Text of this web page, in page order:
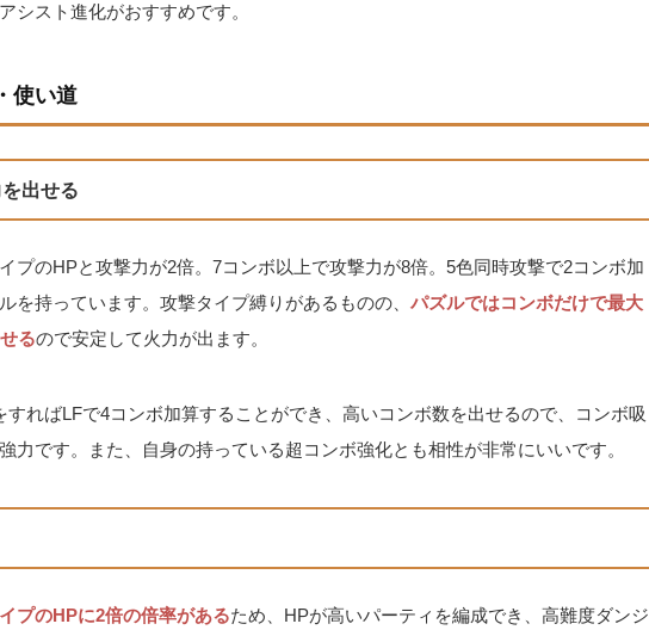
シスト進化がおすすめです。
使い道
出せる
プのHPと攻撃力が2倍。7コンボ以上で攻撃力が8倍。5色同時攻撃で2コンボ加
を持っています。攻撃タイプ縛りがあるものの、 パズルではコンボだけで最大
るので安定して火力が出ます。
すればLFで4コンボ加算することができ、高いコンボ数を出せるので、コンボ吸
力です。また、自身の持っている超コンボ強化とも相性が非常にいいです。
プのHPに2倍の倍率があるため、HPが高いパーティを編成でき、高難度ダンジ